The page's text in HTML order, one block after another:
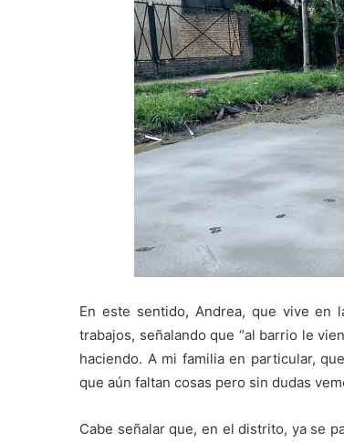
En este sentido, Andrea, que vive en
trabajos, señalando que “al barrio le
haciendo. A mi familia en particular,
que aún faltan cosas pero sin dudas
Cabe señalar que, en el distrito, ya se